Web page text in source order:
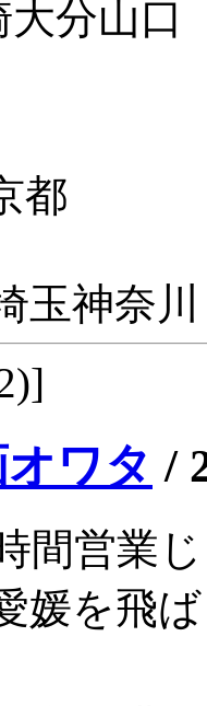
分山口
都
玉神奈川
ワタ /
間営業
媛を飛